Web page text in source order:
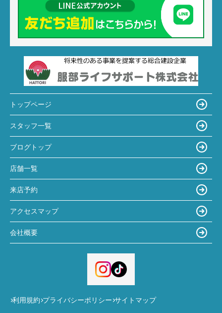
トップページ
スタッフ一覧
ブログトップ
店舗一覧
来店予約
アクセスマップ
会社概要
利用規約 プライバシーポリシー サイトマップ